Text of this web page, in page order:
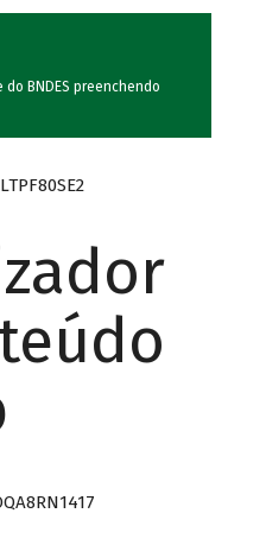
BNDES preenchendo